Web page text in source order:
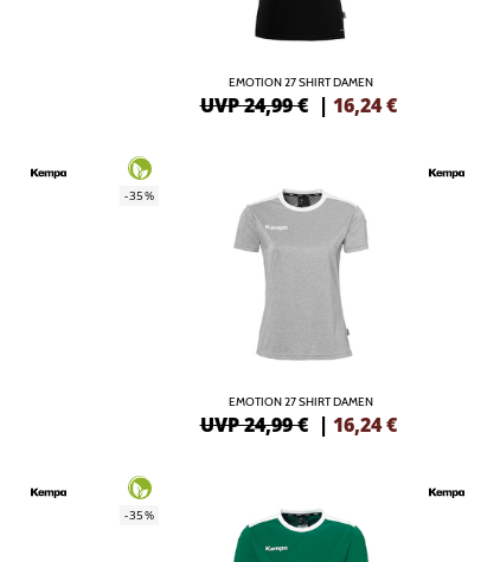
EMOTION 27 SHIRT DAMEN
UVP 24,99 € | 16,24 €
-35%
EMOTION 27 SHIRT DAMEN
UVP 24,99 € | 16,24 €
-35%